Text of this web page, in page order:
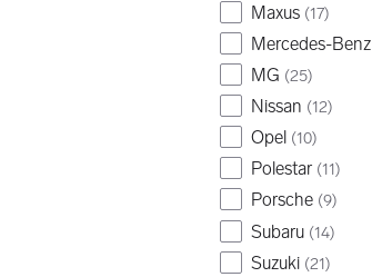
Maxus (17)
Mercedes-Benz
MG (25)
Nissan (12)
Opel (10)
Polestar (11)
Porsche (9)
Subaru (14)
Suzuki (21)